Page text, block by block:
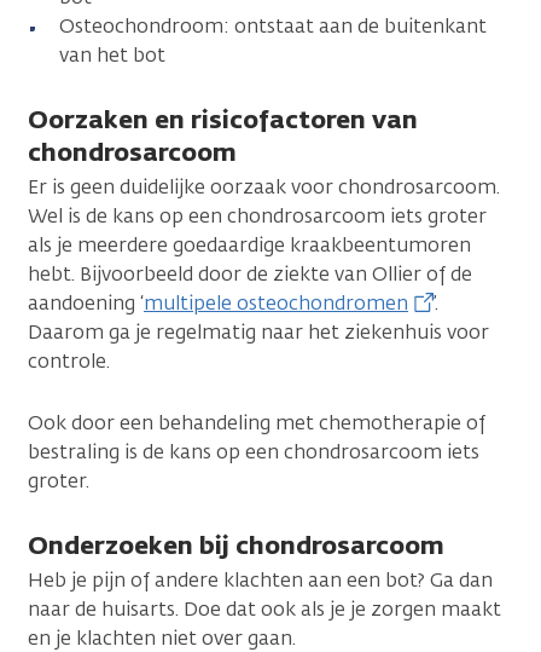
Osteochondroom: ontstaat aan de buitenkant
van het bot
Oorzaken en risicofactoren van
chondrosarcoom
Er is geen duidelijke oorzaak voor chondrosarcoom.
Wel is de kans op een chondrosarcoom iets groter
als je meerdere goedaardige kraakbeentumoren
hebt. Bijvoorbeeld door de ziekte van Ollier of de
aandoening ‘multipele osteochondromen
’.
Daarom ga je regelmatig naar het ziekenhuis voor
controle.
Ook door een behandeling met chemotherapie of
bestraling is de kans op een chondrosarcoom iets
groter.
Onderzoeken bij chondrosarcoom
Heb je pijn of andere klachten aan een bot? Ga dan
naar de huisarts. Doe dat ook als je je zorgen maakt
en je klachten niet over gaan.